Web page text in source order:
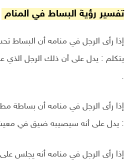
تفسير رؤية البساط في المنام
إذا رأى الرجل في منامه أن البساط
يتكلم : يدل على أن ذلك الرجل الذي
.
إذا رأى الرجل في منامه أن بساطة
: يدل على أنه سيصيبه ضيق في
إذا رأى الرجل في منامه أنه يجلس